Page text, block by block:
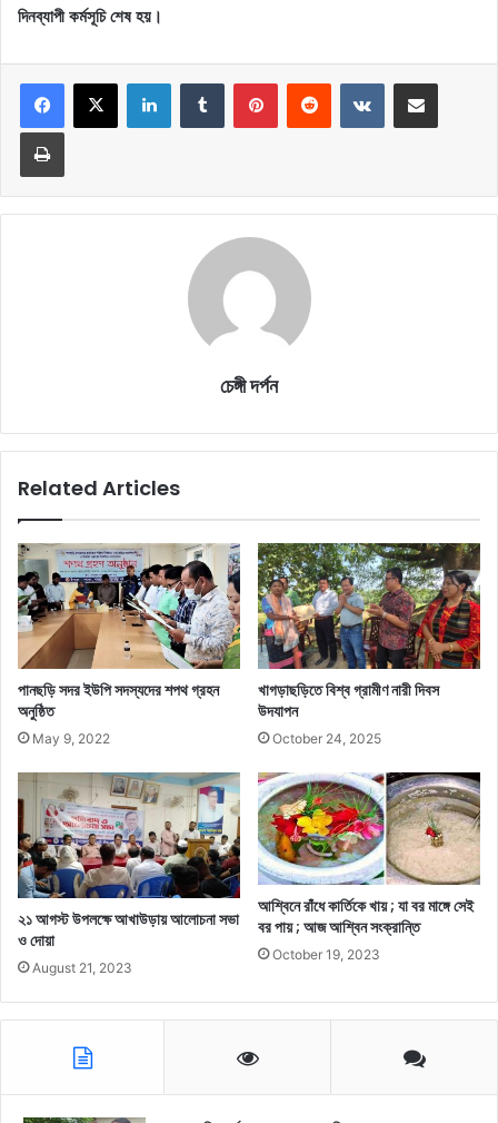
দিনব্যাপী কর্মসূচি শেষ হয়।
LinkedInTumblr PinterestReddit VKontakteShare via Email
Print
চেঙ্গী দর্পন
Related Articles
পানছড়ি সদর ইউপি সদস্যদের শপথ গ্রহন
অনুষ্ঠিত
May 9, 2022
খাগড়াছড়িতে বিশ্ব গ্রামীণ নারী দিবস
উদযাপন
October 24, 2025
২১ আগস্ট উপলক্ষে আখাউড়ায় আলোচনা সভা
ও দোয়া
August 21, 2023
আশ্বিনে রাঁধে কার্তিকে খায় ; যা বর মাঙ্গে সেই
বর পায় ; আজ আশ্বিন সংক্রান্তি
October 19, 2023